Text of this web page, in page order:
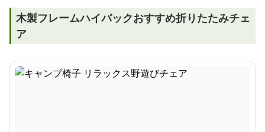
木製フレームハイバックおすすめ折りたたみチェ
ア